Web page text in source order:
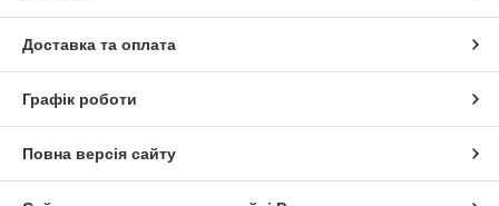
Доставка та оплата
Графік роботи
Повна версія сайту